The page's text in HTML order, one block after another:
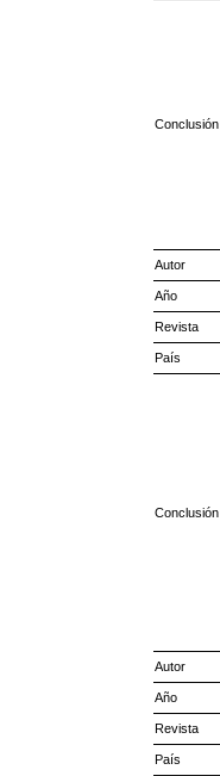
Conclusión
Autor
Año
Revista
País
Conclusión
Autor
Año
Revista
País